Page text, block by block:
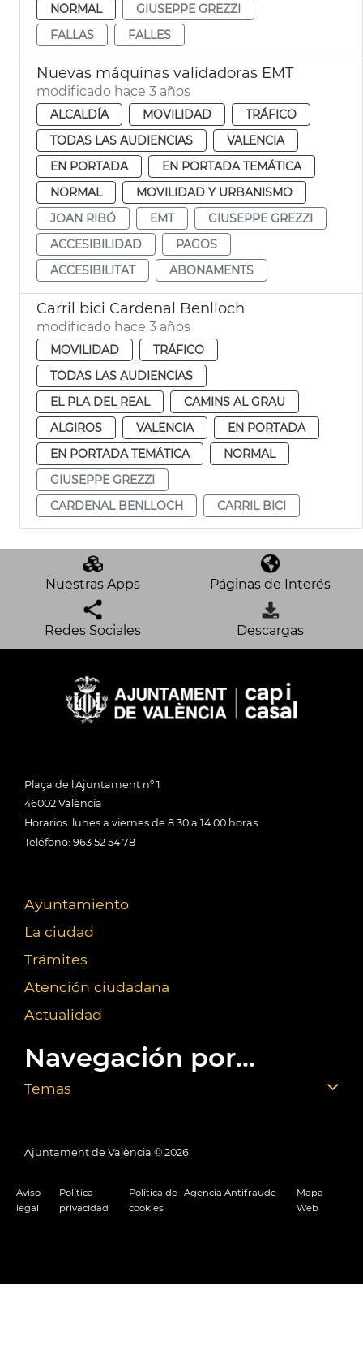
NORMAL
GIUSEPPE GREZZI
FALLAS
FALLES
Nuevas máquinas validadoras EMT
modificado hace 3 años
ALCALDÍA MOVILIDAD
TRÁFICO
TODAS LAS AUDIENCIAS
VALENCIA
EN PORTADA
EN PORTADA TEMÁTICA
NORMAL
MOVILIDAD Y URBANISMO
JOAN RIBÓ
EMT
GIUSEPPE GREZZI
ACCESIBILIDAD
PAGOS
ACCESIBILITAT
ABONAMENTS
Carril bici Cardenal Benlloch
modificado hace 3 años
MOVILIDAD
TRÁFICO
TODAS LAS AUDIENCIAS
EL PLA DEL REAL
CAMINS AL GRAU
ALGIROS
VALENCIA
EN PORTADA
EN PORTADA TEMÁTICA
NORMAL
GIUSEPPE GREZZI
CARDENAL BENLLOCH
CARRIL BICI
Nuestras Apps Páginas de Interés
Redes Sociales Descargas
Plaça de l'Ajuntament nº 1
46002 València
Horarios: lunes a viernes de 8:30 a 14:00 horas
Teléfono: 963 52 54 78
Ayuntamiento
La ciudad
Trámites
Atención ciudadana
Actualidad
Navegación por...
Temas
Ajuntament de València © 2026
Aviso
legal
Política
privacidad
Política de
cookies
Agencia Antifraude
Mapa
Web